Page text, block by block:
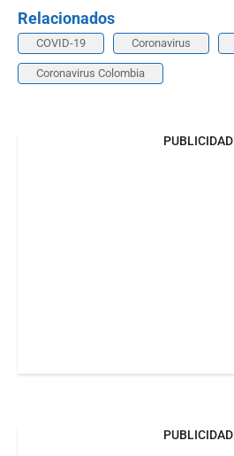
Relacionados
COVID-19 Coronavirus
Coronavirus Colombia
PUBLICIDAD
PUBLICIDAD